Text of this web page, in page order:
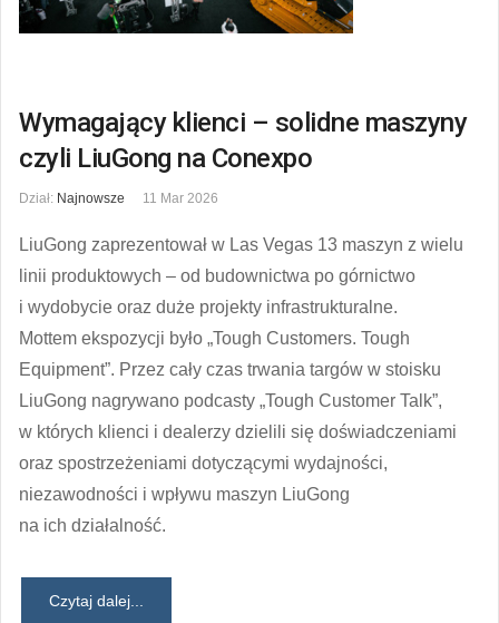
Wymagający klienci – solidne maszyny
czyli LiuGong na Conexpo
Dział: Najnowsze 11 Mar 2026
LiuGong zaprezentował w Las Vegas 13 maszyn z wielu
linii produktowych – od budownictwa po górnictwo
i wydobycie oraz duże projekty infrastrukturalne.
Mottem ekspozycji było „Tough Customers. Tough
Equipment”. Przez cały czas trwania targów w stoisku
LiuGong nagrywano podcasty „Tough Customer Talk”,
w których klienci i dealerzy dzielili się doświadczeniami
oraz spostrzeżeniami dotyczącymi wydajności,
niezawodności i wpływu maszyn LiuGong
na ich działalność.
Czytaj dalej...